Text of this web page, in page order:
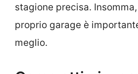
stagione precisa.
proprio garage è
meglio.